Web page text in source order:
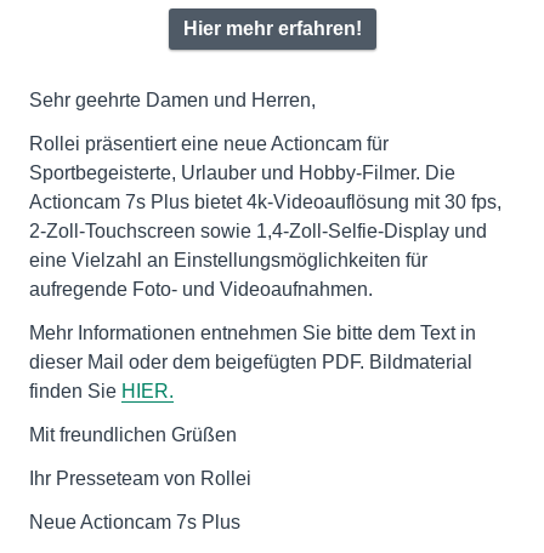
Hier mehr erfahren!
Sehr geehrte Damen und Herren,
Rollei präsentiert eine neue Actioncam für
Sportbegeisterte, Urlauber und Hobby-Filmer. Die
Actioncam 7s Plus bietet 4k-Videoauflösung mit 30 fps,
2-Zoll-Touchscreen sowie 1,4-Zoll-Selfie-Display und
eine Vielzahl an Einstellungsmöglichkeiten für
aufregende Foto- und Videoaufnahmen.
Mehr Informationen entnehmen Sie bitte dem Text in
dieser Mail oder dem beigefügten PDF. Bildmaterial
finden Sie HIER.
Mit freundlichen Grüßen
Ihr Presseteam von Rollei
Neue Actioncam 7s Plus